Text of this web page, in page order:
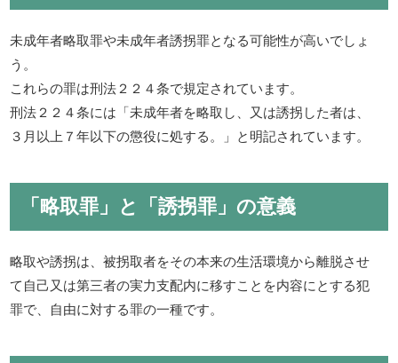
未成年者略取罪や未成年者誘拐罪となる可能性が高いでしょ
う。
これらの罪は刑法２２４条で規定されています。
刑法２２４条には「未成年者を略取し、又は誘拐した者は、
３月以上７年以下の懲役に処する。」と明記されています。
「略取罪」と「誘拐罪」の意義
略取や誘拐は、被拐取者をその本来の生活環境から離脱させ
て自己又は第三者の実力支配内に移すことを内容にとする犯
罪で、自由に対する罪の一種です。